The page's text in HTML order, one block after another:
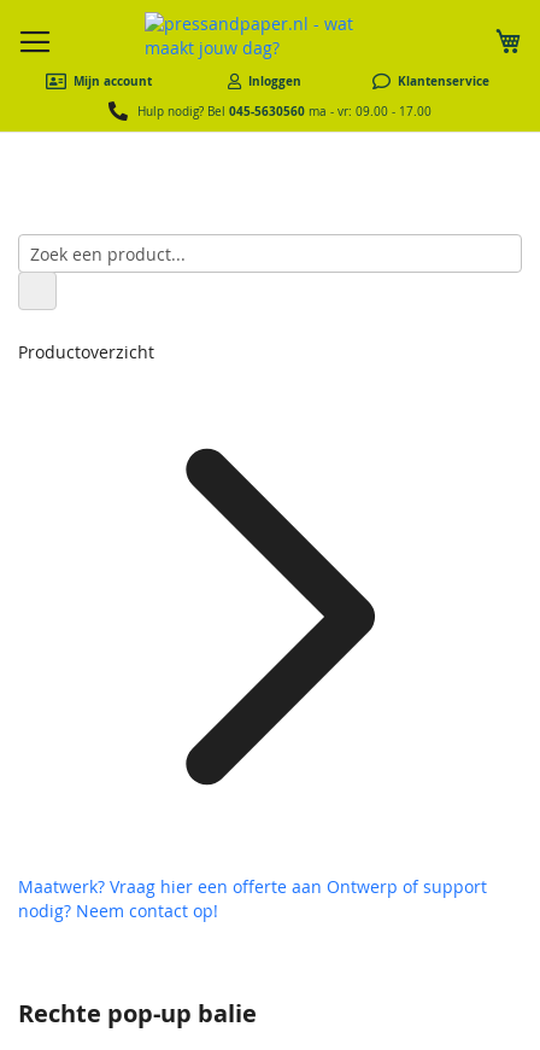
Mijn account Inloggen Klantenservice
Hulp nodig? Bel 045-5630560 ma - vr: 09.00 - 17.00
Rechte pop-up balie
Productoverzicht
Maatwerk? Vraag hier een offerte aan Ontwerp of support
nodig? Neem contact op!